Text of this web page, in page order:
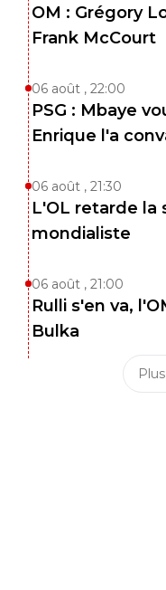
OM : Grégory
Frank McCourt
06 août , 22:00
PSG : Mbaye
Enrique l'a
06 août , 21:30
L'OL retarde la
mondialiste
06 août , 21:00
Rulli s'en va,
Bulka